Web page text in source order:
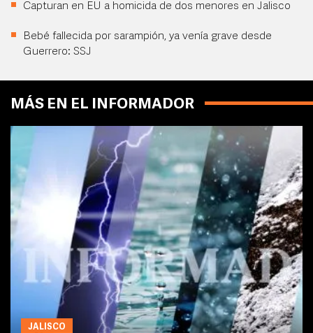
Capturan en EU a homicida de dos menores en Jalisco
Bebé fallecida por sarampión, ya venía grave desde
Guerrero: SSJ
MÁS EN EL INFORMADOR
JALISCO